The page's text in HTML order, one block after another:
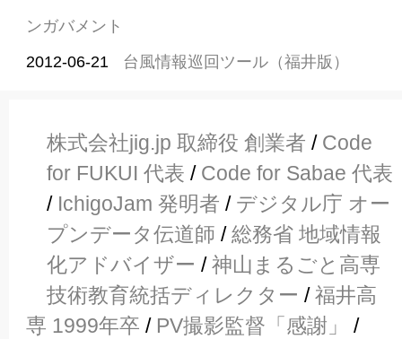
ンガバメント
2012-06-21 台風情報巡回ツール（福井版）
株式会社jig.jp 取締役 創業者 / Code
for FUKUI 代表 / Code for Sabae 代表
/ IchigoJam 発明者 / デジタル庁 オー
プンデータ伝道師 /総務省 地域情報
化アドバイザー /神山まるごと高専
技術教育統括ディレクター /福井高
専 1999年卒 / PV撮影監督「感謝」
/